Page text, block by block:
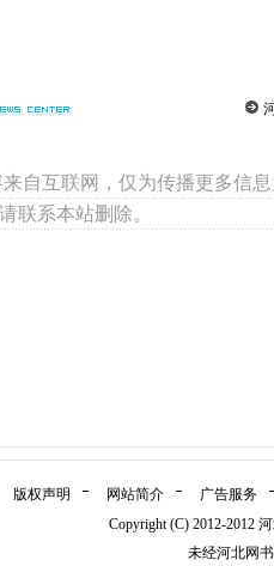
自互联网，仅为传播更多信
联系本站删除。
版权声明 网站简介
广告服务
Copyright (C) 2012-2012
未经河北网